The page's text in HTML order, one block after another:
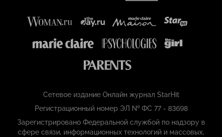
Сетевое издание Онлайн журнал StarHit
Регистрационный номер ЭЛ № ФС 77 - 83698
Зарегистрировано Федеральной службой по надзору в
сфере связи, информационных технологий и массовых,